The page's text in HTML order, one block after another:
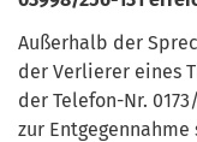
Außerhalb der
der Verlierer eines
der Telefon-Nr.
zur